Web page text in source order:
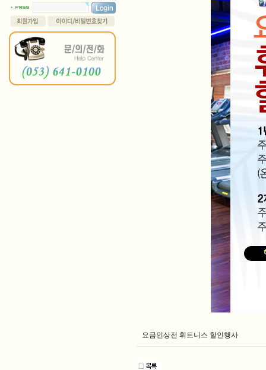
요금인상전 휘트니스 할인행사